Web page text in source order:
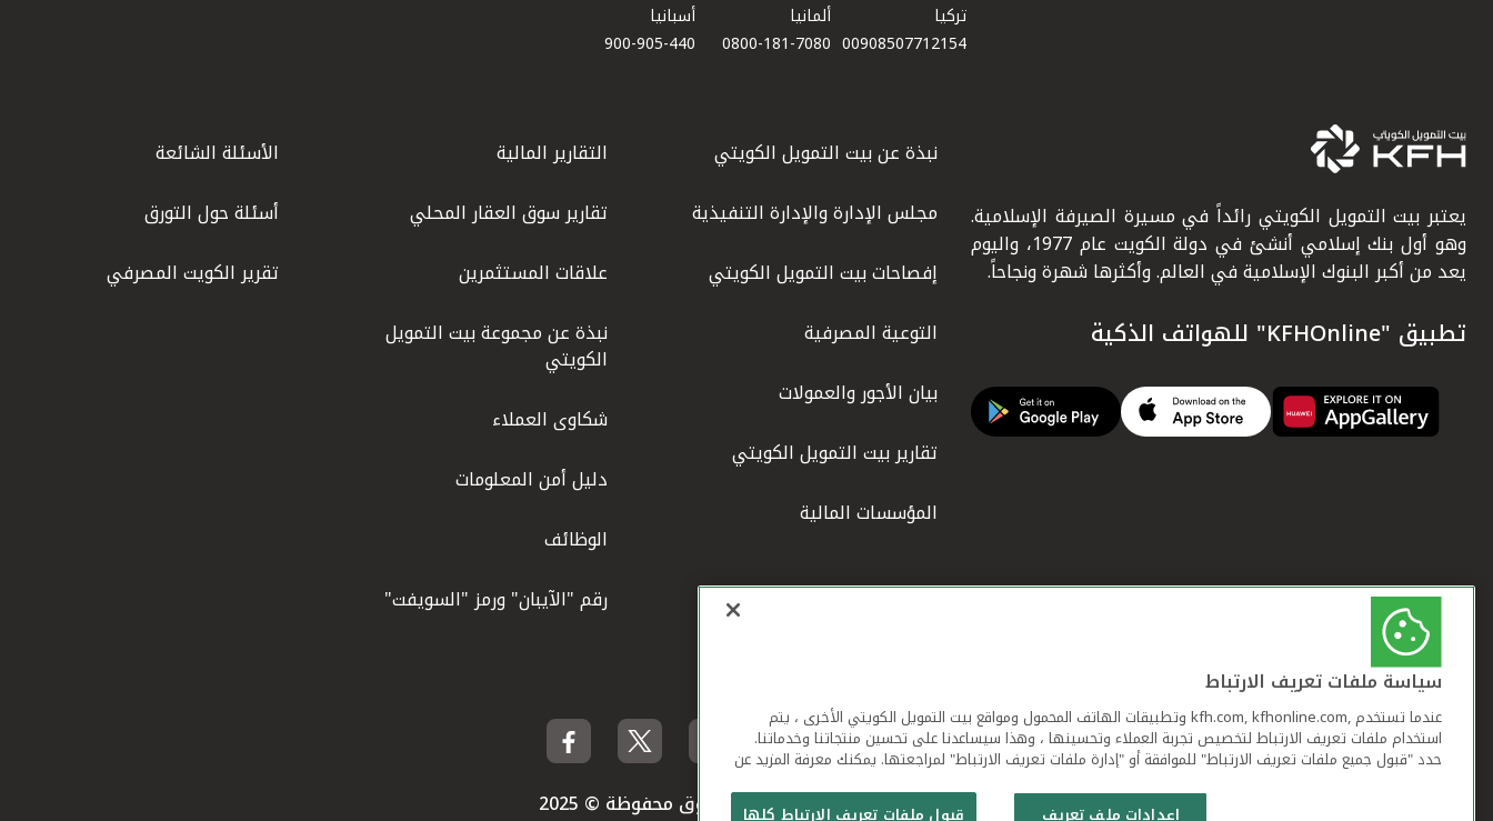
تركيا
00908507712154​
ألمانيا
0800-181-7080
أسبانيا
900-905-440
يعتبر بيت التمويل الكويتي رائداً في مسيرة الصيرفة الإسلامية.
وهو أول بنك إسلامي أنشئ في دولة الكويت عام 1977، واليوم
يعد من أكبر البنوك الإسلامية في العالم. وأكثرها شهرة ونجاحاً.
تطبيق "KFHOnline" للهواتف الذكية
نبذة عن بيت التمويل الكويتي
مجلس الإدارة والإدارة التنفيذية
إفصاحات بيت التمويل الكويتي
التوعية المصرفية
بيان الأجور والعمولات
تقارير بيت التمويل الكويتي
المؤسسات المالية
التقارير المالية
تقارير سوق العقار المحلي
علاقات المستثمرين
نبذة عن مجموعة بيت التمويل
الكويتي
شكاوى العملاء
دليل أمن المعلومات
الوظائف
رقم "الآيبان" ورمز "السويفت"
الأسئلة الشائعة
أسئلة حول التورق
تقرير الكويت المصرفي
بيت التمويل الكويتي جميع الحقوق محفوظة © 2025
سياسة ملفات تعريف الارتباط
عندما تستخدم ,kfh.com, kfhonline.com وتطبيقات الهاتف المحمول ومواقع بيت التمويل الكويتي الأخرى ، يتم
استخدام ملفات تعريف الارتباط لتخصيص تجربة العملاء وتحسينها ، وهذا سيساعدنا على تحسين منتجاتنا وخدماتنا.
حدد "قبول جميع ملفات تعريف الارتباط" للموافقة أو "إدارة ملفات تعريف الارتباط" لمراجعتها. يمكنك معرفة المزيد عن
قبول ملفات تعريف الارتباط كلها
إعدادات ملف تعريف